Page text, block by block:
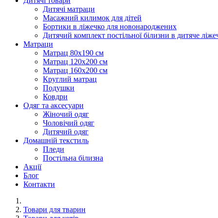
Дитячі матраци
Масажний килимок для дітей
Бортики в ліжечко для новонароджених
Дитячий комплект постільної білизни в дитяче
Матраци
Матрац 80х190 см
Матрац 120х200 см
Матрац 160х200 см
Круглий матрац
Подушки
Ковдри
Одяг та аксесуари
Жіночий одяг
Чоловічий одяг
Дитячий одяг
Домашній текстиль
Пледи
Постільна білизна
Акції
Блог
Контакти
Товари для тварин